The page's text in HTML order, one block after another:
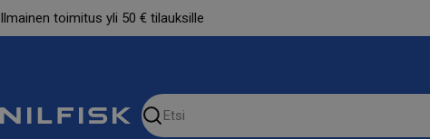
Siirry
Ilmainen toimitus yli 50 € tilauksille
Etsi